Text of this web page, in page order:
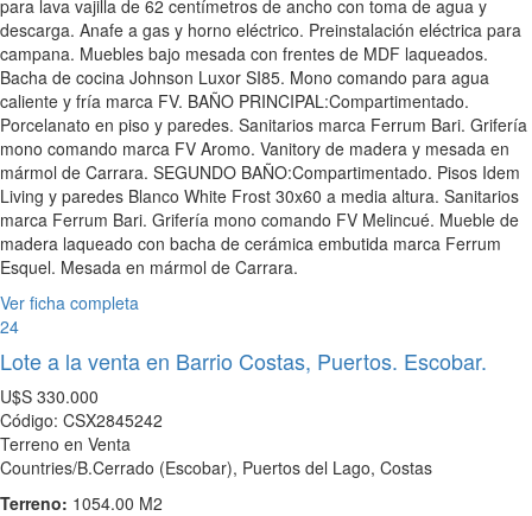
para lava vajilla de 62 centímetros de ancho con toma de agua y
descarga. Anafe a gas y horno eléctrico. Preinstalación eléctrica para
campana. Muebles bajo mesada con frentes de MDF laqueados.
Bacha de cocina Johnson Luxor SI85. Mono comando para agua
caliente y fría marca FV. BAÑO PRINCIPAL:Compartimentado.
Porcelanato en piso y paredes. Sanitarios marca Ferrum Bari. Grifería
mono comando marca FV Aromo. Vanitory de madera y mesada en
mármol de Carrara. SEGUNDO BAÑO:Compartimentado. Pisos Idem
Living y paredes Blanco White Frost 30x60 a media altura. Sanitarios
marca Ferrum Bari. Grifería mono comando FV Melincué. Mueble de
madera laqueado con bacha de cerámica embutida marca Ferrum
Esquel. Mesada en mármol de Carrara.
Ver ficha completa
24
Lote a la venta en Barrio Costas, Puertos. Escobar.
U$S 330.000
Código: CSX2845242
Terreno en Venta
Countries/B.Cerrado (Escobar), Puertos del Lago, Costas
Terreno: 1054.00 M2